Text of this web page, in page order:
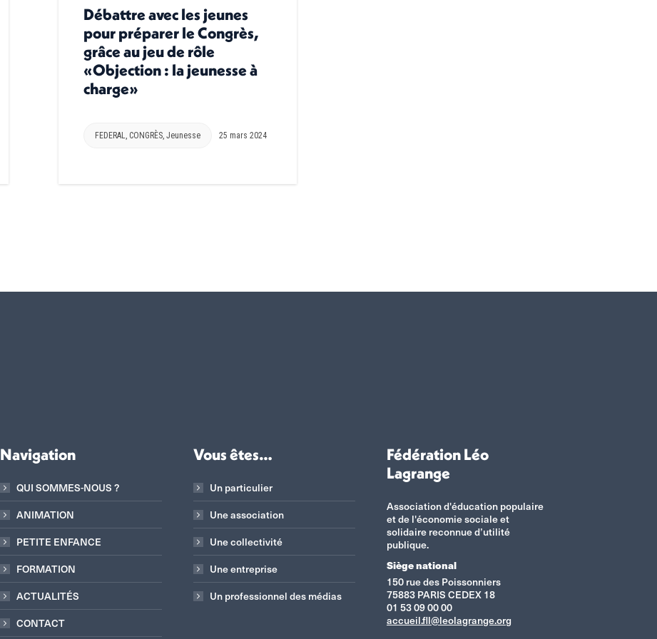
Débattre avec les jeunes
pour préparer le Congrès,
grâce au jeu de rôle
«Objection : la jeunesse à
charge»
FEDERAL CONGRÈS ,Jeunesse 25 mars 2024
Navigation
QUI SOMMES-NOUS ?
ANIMATION
PETITE ENFANCE
FORMATION
ACTUALITÉS
CONTACT
Vous êtes…
Un particulier
Une association
Une collectivité
Une entreprise
Un professionnel des médias
Fédération Léo
Lagrange
Association d'éducation populaire
et de l'économie sociale et
solidaire reconnue d’utilité
publique.
Siège national
150 rue des Poissonniers
75883 PARIS CEDEX 18
01 53 09 00 00
accueil.fll@leolagrange.org